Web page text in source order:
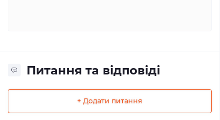
Питання та відповіді
+ Додати питання